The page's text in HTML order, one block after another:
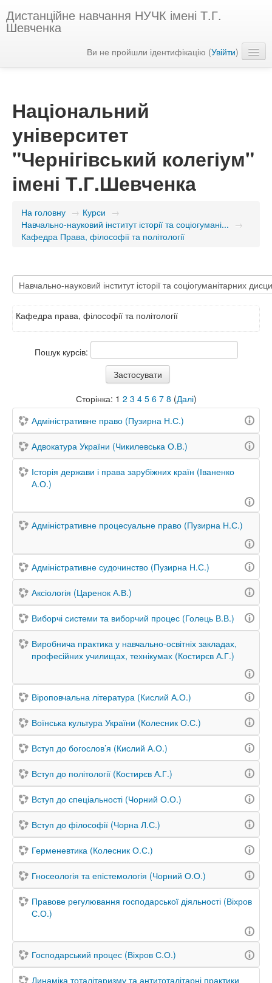
Дистанційне навчання НУЧК імені Т.Г.
Шевченка
Ви не пройшли ідентифікацію (Увійти)
Національний
університет
"Чернігівський колегіум"
імені Т.Г.Шевченка
На головну → Курси →
Навчально-науковий інститут історії та соціогумані... →
Кафедра Права, філософії та політології
Кафедра права, філософії та політології
Пошук курсів:
Сторінка: 1 2 3 4 5 6 7 8 (Далі)
Адміністративне право (Пузирна Н.С.)
Адвокатура України (Чикилевська О.В.)
Історія держави і права зарубіжних країн (Іваненко
А.О.)
Адміністративне процесуальне право (Пузирна Н.С.)
Адміністративне судочинство (Пузирна Н.С.)
Аксіологія (Царенок А.В.)
Виборчі системи та виборчий процес (Голець В.В.)
Виробнича практика у навчально-освітніх закладах,
професійних училищах, технікумах (Костирєв А.Г.)
Віроповчальна література (Кислий А.О.)
Воїнська культура України (Колесник О.С.)
Вступ до богослов’я (Кислий А.О.)
Вступ до політології (Костирєв А.Г.)
Вступ до спеціальності (Чорний О.О.)
Вступ до філософії (Чорна Л.С.)
Герменевтика (Колесник О.С.)
Гносеологія та епістемологія (Чорний О.О.)
Правове регулювання господарської діяльності (Віхров
С.О.)
Господарський процес (Віхров С.О.)
Динаміка тоталітаризму та антитоталітарні практики